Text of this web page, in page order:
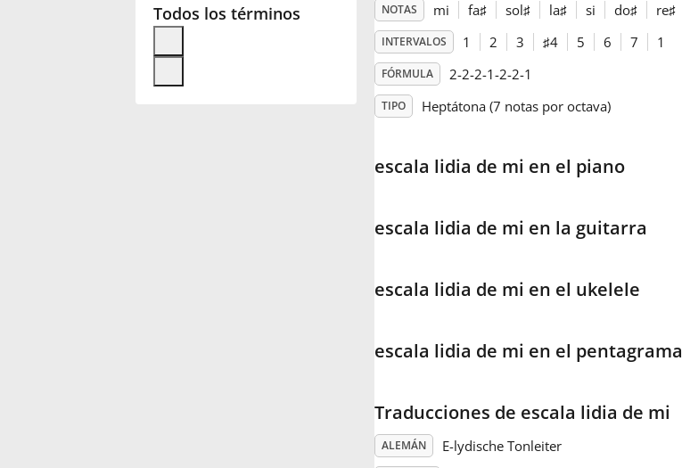
Español
Français
Todos los términos NOTAS mi fa♯ sol♯ la♯ si do♯ re♯
INTERVALOS 1 2 3 ♯4 5 6 7 1
FÓRMULA 2-2-2-1-2-2-1
TIPO Heptátona (7 notas por octava)
escala lidia de mi en el piano
escala lidia de mi en la guitarra
escala lidia de mi en el ukelele
escala lidia de mi en el pentagrama
Traducciones de escala lidia de mi
ALEMÁN E-lydische Tonleiter